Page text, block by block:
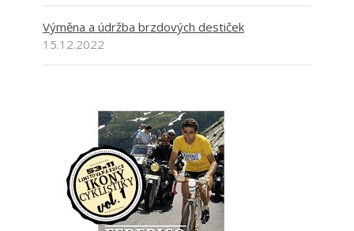
Výměna a údržba brzdových destiček
15.12.2022